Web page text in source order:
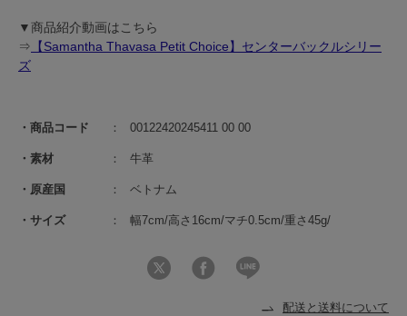
商品コード 00122420245411 00 00
素材 牛革
原産国 ベトナム
サイズ 幅7cm/高さ16cm/マチ0.5cm/重さ45g/
配送と送料について
▼商品紹介動画はこちら
⇒ 【Samantha Thavasa Petit Choice】センターバックルシリー
ズ